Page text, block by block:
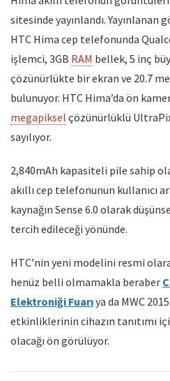
sitesinde yayınlandı.
HTC Hima cep telefonunda
işlemci, 3GB RAM bellek, 5 inç
çözünürlükte bir ekran ve 20.7
bulunuyor. HTC Hima’da ön
megapiksel çözünürlüklü
sayılıyor.
2,840mAh kapasiteli pile sahip
akıllı cep telefonunun kullanıcı
kaynağın Sense 6.0 olarak
tercih edileceği yönünde.
HTC’nin yeni modelini resmi
henüz belli olmamakla beraber
Elektroniği Fuarıya da MWC
etkinliklerinin cihazın tanıtımı
olacağı ön görülüyor.